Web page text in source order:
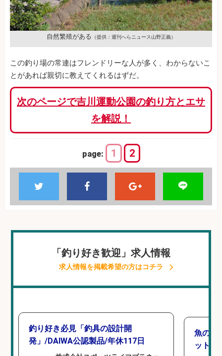
自然繁殖がある （提供：週刊へらニュース山野正義）
この釣り場の常連はフレンドリーな人が多く、わからないこ
とがあれば親切に教えてくれるはずだ。
次のページで吉川運動公園の釣り方とエサ
を解説！
page: 1 2
「釣り好き歓迎」求人情報
求人情報を掲載希望の方はコチラ
釣り好き必見「釣具の設計開
発」/DAIWA公認製品/年休117日
魚の「
ットを